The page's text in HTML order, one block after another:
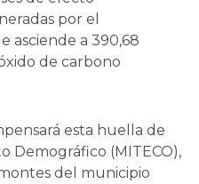
por el
asciende a 390,68
de carbono
esta huella de
Demográfico (MITECO),
del municipio